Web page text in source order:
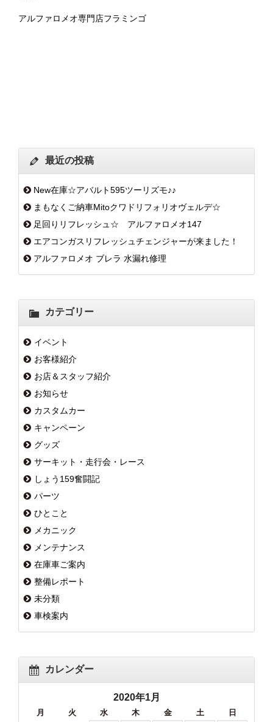
アルファロメオ専門店フラミンゴ
最近の投稿
New在庫☆アバルト595ツーリズモ♪♪
まもなくご納車Mitoクワドリフォリオヴェルデ☆
足回りリフレッシュ☆ アルファロメオ147
エアコンガスリフレッシュチェンジャーが来ました！
アルファロメオ ブレラ 水漏れ修理
カテゴリー
イベント
お客様紹介
お店＆スタッフ紹介
お知らせ
カスタムカー
キャンペーン
グッズ
サーキット・走行会・レース
しょう159奮闘記
パーツ
ひとこと
メカニック
メンテナンス
在庫車ご案内
整備レポート
未分類
車検案内
カレンダー
2020年1月
月 火 水 木 金 土 日